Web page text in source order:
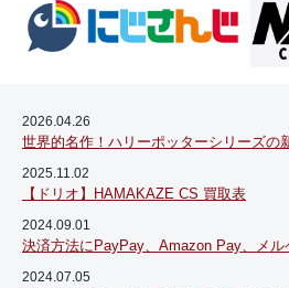
2026.04.26
世界的名作！ハリーポッターシリーズの
2025.11.02
【ドリオ】HAMAKAZE CS 買取表
2024.09.01
決済方法にPayPay、Amazon Pay、メル
2024.07.05